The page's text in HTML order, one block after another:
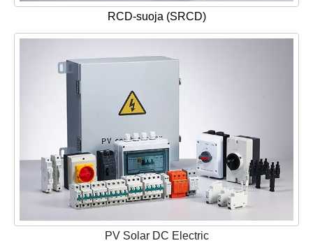
RCD-suoja (SRCD)
PV Solar DC Electric